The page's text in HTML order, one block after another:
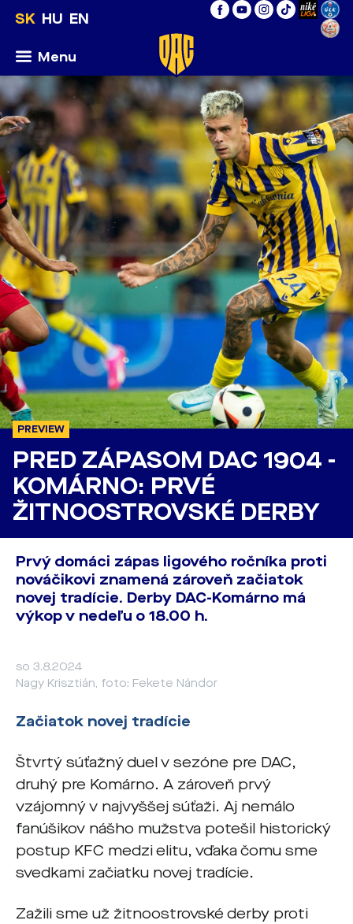
SK HU EN
Menu
PREVIEW
PRED ZÁPASOM DAC 1904 -
KOMÁRNO: PRVÉ
ŽITNOOSTROVSKÉ DERBY
Prvý domáci zápas ligového ročníka proti
nováčikovi znamená zároveň začiatok
novej tradície. Derby DAC-Komárno má
výkop v nedeľu o 18.00 h.
so 3.8.2024
Nagy Krisztián, foto: Fekete Nándor
Začiatok novej tradície
Štvrtý súťažný duel v sezóne pre DAC,
druhý pre Komárno. A zároveň prvý
vzájomný v najvyššej súťaži. Aj nemálo
fanúšikov nášho mužstva potešil historický
postup KFC medzi elitu, vďaka čomu sme
svedkami začiatku novej tradície.
Zažili sme už žitnoostrovské derby proti